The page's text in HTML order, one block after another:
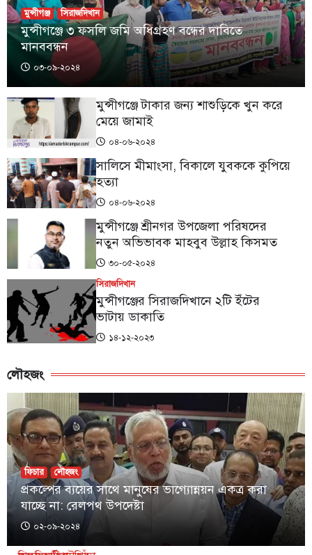
মুন্সীগঞ্জ সিরাজদিখান
মুন্সীগঞ্জে ৩ ফসলি জমি অধিগ্রহণ ব‌ন্ধের দাবিতে
মানববন্ধন
০৩-০৯-২০২৪
মুন্সীগঞ্জে টাকার জন্য শাশুড়িকে খুন করে
মেয়ে জামাই
০৪-০৬-২০২৪
সালিসে মীমাংসা, বিকালে যুবককে কুপিয়ে
হত্যা
০৪-০৬-২০২৪
মুন্সীগঞ্জে শ্রীনগর উপজেলা পরিষদের
নতুন অভিভাবক মাহবুব উল্লাহ কিসমত
৩০-০৫-২০২৪
সিরাজদিখান
মুন্সীগঞ্জের সিরাজদিখানে ২টি ইঁটের
ভাটায় ডাকাতি
১৪-১২-২০২৩
লৌহজং
ফিচার লৌহজং
প্রকল্পের ব্যয়ের সাথে মানুষের ভাগ্যোন্নয়ন একত্র করা
যাচ্ছে না: রেলপথ উপদেষ্টা
০২-০৯-২০২৪